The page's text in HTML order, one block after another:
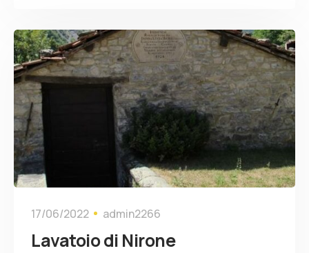
17/06/2022 admin2266
Lavatoio di Nirone